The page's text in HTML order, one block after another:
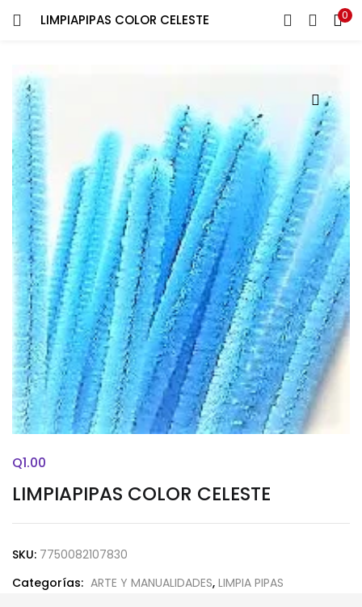
LIMPIAPIPAS COLOR CELESTE 0
ENTRAR REGISTRARSE
Introduce tu nombre de usuario y contraseña para iniciar
sesión.
Recuérdame
¿Contraseña perdida?
LIMPIAPIPAS COLOR CELESTE
Q1.00
SKU: 7750082107830
Categorías: ARTE Y MANUALIDADES, LIMPIA PIPAS